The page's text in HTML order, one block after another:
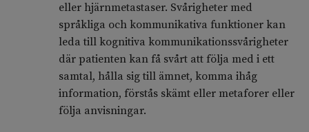
eller hjärnmetastaser. Svårigheter med
språkliga och kommunikativa funktioner kan
leda till kognitiva kommunikationssvårigheter
där patienten kan få svårt att följa med i ett
samtal, hålla sig till ämnet, komma ihåg
information, förstås skämt eller metaforer eller
följa anvisningar.